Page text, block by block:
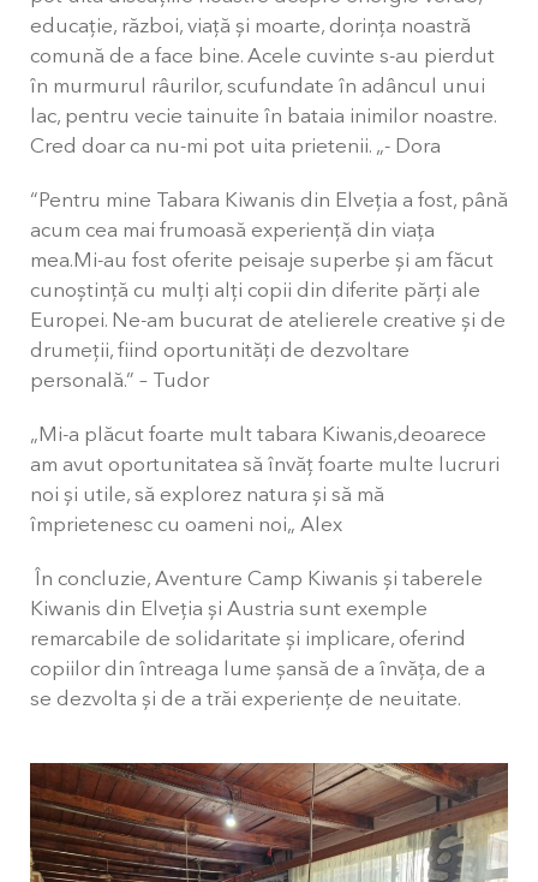
educație, război, viață și moarte, dorința noastră
comună de a face bine. Acele cuvinte s-au pierdut
în murmurul râurilor, scufundate în adâncul unui
lac, pentru vecie tainuite în bataia inimilor noastre.
Cred doar ca nu-mi pot uita prietenii. „- Dora
“Pentru mine Tabara Kiwanis din Elveția a fost, până
acum cea mai frumoasă experiență din viața
mea.Mi-au fost oferite peisaje superbe și am făcut
cunoștință cu mulți alți copii din diferite părți ale
Europei. Ne-am bucurat de atelierele creative și de
drumeții, fiind oportunități de dezvoltare
personală.” – Tudor
„Mi-a plăcut foarte mult tabara Kiwanis,deoarece
am avut oportunitatea să învăț foarte multe lucruri
noi și utile, să explorez natura și să mă
împrietenesc cu oameni noi„ Alex
În concluzie, Aventure Camp Kiwanis și taberele
Kiwanis din Elveția și Austria sunt exemple
remarcabile de solidaritate și implicare, oferind
copiilor din întreaga lume șansă de a învăța, de a
se dezvolta și de a trăi experiențe de neuitate.